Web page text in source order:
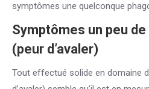
symptômes une quelconque
Symptômes un peu
(peur d’avaler)
Tout effectué solide en domaine